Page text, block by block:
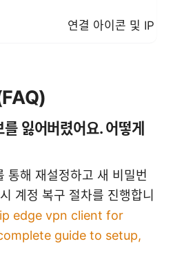
연결 아이콘 및 IP 확
잃어버렸어요. 어떻게
통해 재설정하고 새 비밀번
계정 복구 절차를 진행합니
edge vpn client for
guide to setup,